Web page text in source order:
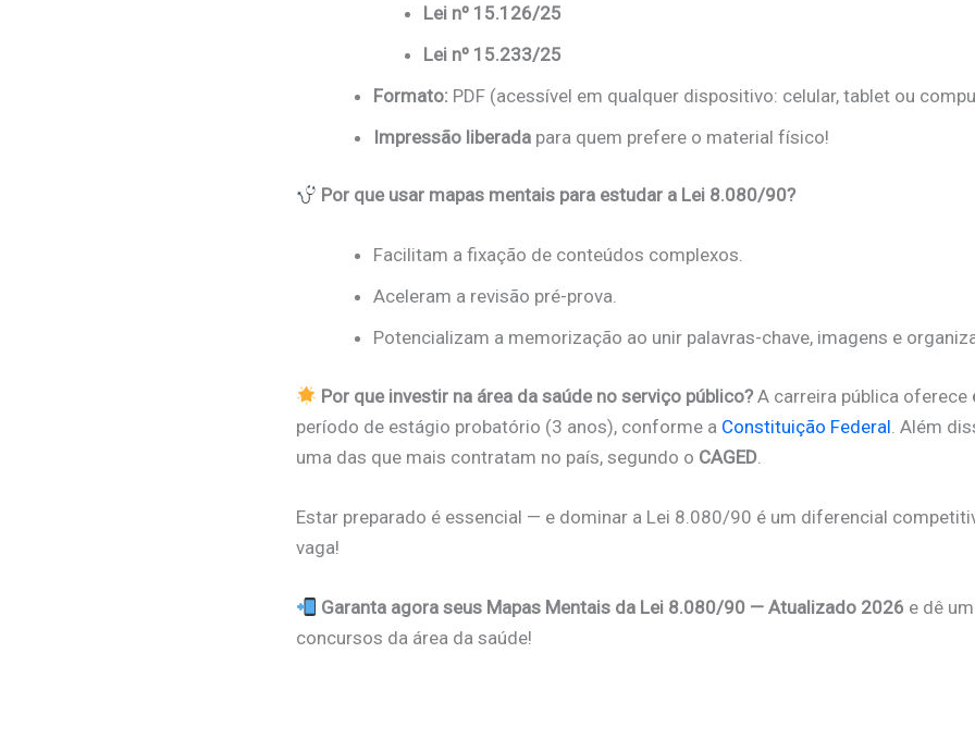
Lei nº 15.126/25
Lei nº 15.233/25
Formato: PDF (acessível em qualquer dispositivo: celular, tablet ou
Impressão liberada para quem prefere o material físico!
Por que usar mapas mentais para estudar a Lei 8.080/90?
Facilitam a fixação de conteúdos complexos.
Aceleram a revisão pré-prova.
Potencializam a memorização ao unir palavras-chave, imagens e
Por que investir na área da saúde no serviço público? A carreira pública oferece
período de estágio probatório (3 anos), conforme a Constituição Federal . Além
uma das que mais contratam no país, segundo o CAGED
Estar preparado é essencial — e dominar a Lei 8.080/90 é um diferencial
vaga!
Garanta agora seus Mapas Mentais da Lei 8.080/90 — Atualizado 2026 e dê
concursos da área da saúde!